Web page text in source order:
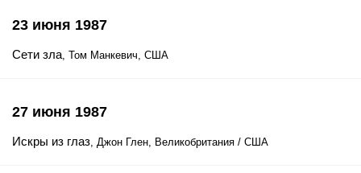
23 июня 1987
Сети зла, Том Манкевич, США
27 июня 1987
Искры из глаз, Джон Глен, Великобритания / США